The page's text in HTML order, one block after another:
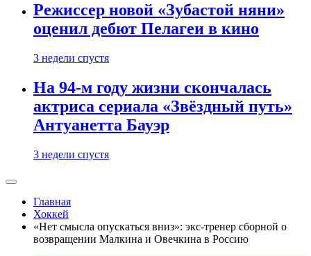
Режиссер новой «Зубастой няни»
оценил дебют Пелагеи в кино
3 недели спустя
На 94-м году жизни скончалась
актриса сериала «Звёздный путь»
Антуанетта Бауэр
3 недели спустя
Главная
Хоккей
«Нет смысла опускаться вниз»: экс-тренер сборной о
возвращении Малкина и Овечкина в Россию